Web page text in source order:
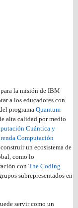
la misión de IBM
a los educadores con
programa Quantum
alta calidad por medio
Cuántica y
Computación
un ecosistema de
como lo
con The Coding
subrepresentados en
servir como un